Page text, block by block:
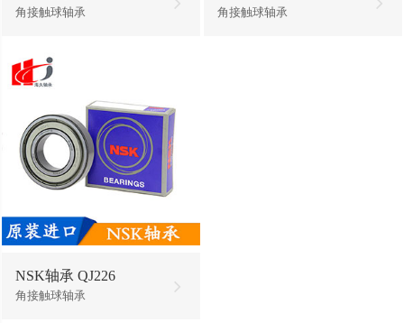
角接触球轴承 角接触球轴承
NSK轴承 QJ226
角接触球轴承